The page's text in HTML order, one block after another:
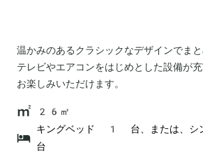
温かみのあるクラシックなデザインでま
テレビやエアコンをはじめとした設備が
お楽しみいただけます。
26㎡
キングベッド 1 台、または、シ
台